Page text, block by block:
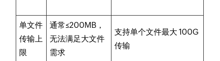
单文件
传输上
限
通常≤200MB，
无法满足大文件
需求
支持单个文件最大 100G
传输